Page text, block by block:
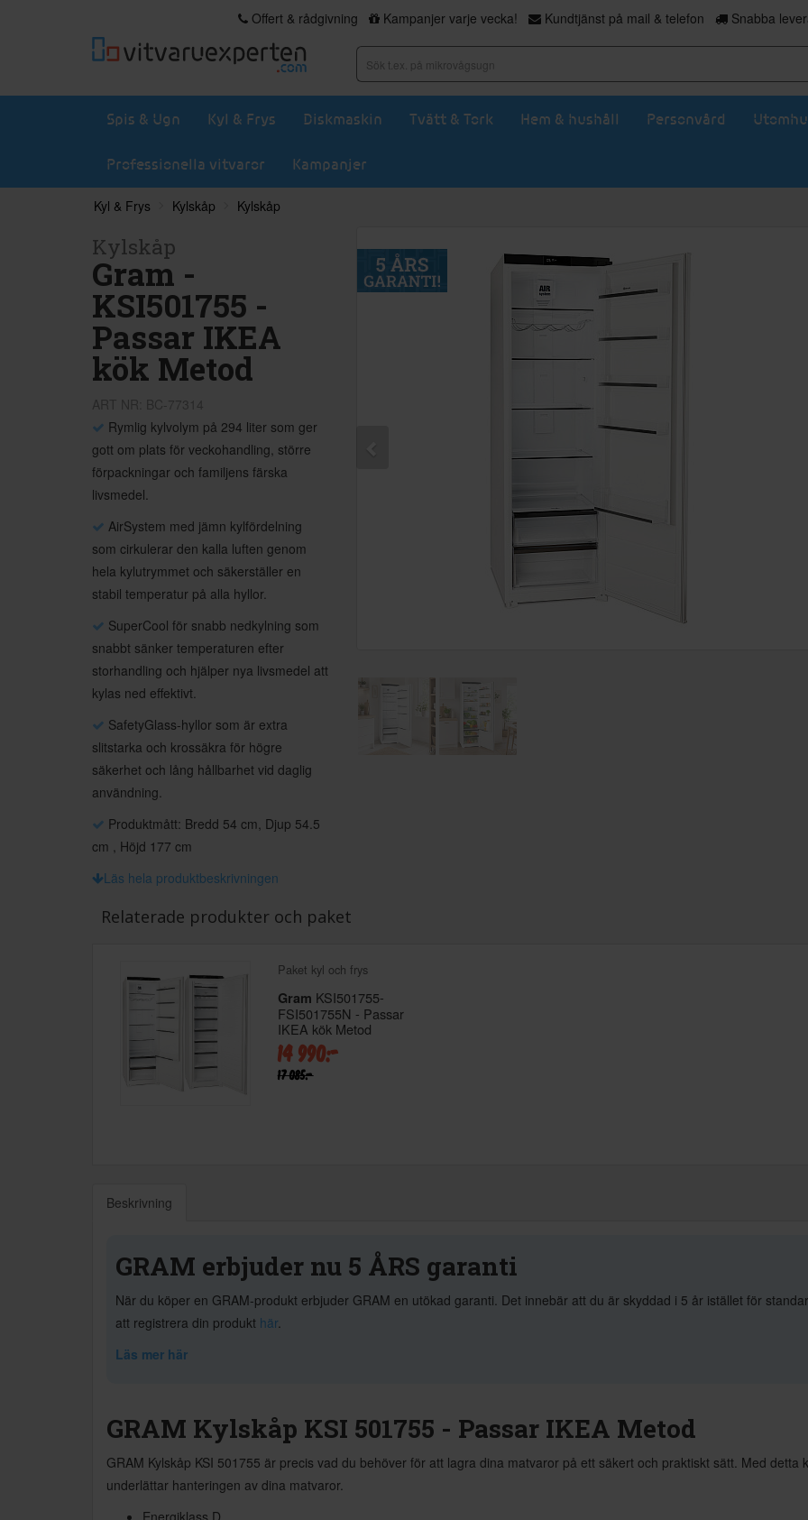
Offert & rådgivning Kampanjer varje vecka! Kundtjänst på mail & telefon Snabba
Spis & Ugn Kyl & Frys Diskmaskin Tvätt & Tork Hem & hushåll Personvård
Professionella vitvaror Kampanjer
Kyl & Frys Kylskåp Kylskåp
Kylskåp
Gram -
KSI501755 -
Passar IKEA
kök Metod
Rymlig kylvolym på 294 liter som ger
gott om plats för veckohandling, större
förpackningar och familjens färska
livsmedel.
AirSystem med jämn kylfördelning
som cirkulerar den kalla luften genom
hela kylutrymmet och säkerställer en
stabil temperatur på alla hyllor.
SuperCool för snabb nedkylning som
snabbt sänker temperaturen efter
storhandling och hjälper nya livsmedel att
kylas ned effektivt.
SafetyGlass-hyllor som är extra
slitstarka och krossäkra för högre
säkerhet och lång hållbarhet vid daglig
användning.
Produktmått: Bredd 54 cm, Djup 54.5
cm , Höjd 177 cm
Läs hela produktbeskrivningen
Relaterade produkter och paket
Paket kyl och frys
Gram KSI501755-
FSI501755N - Passar
IKEA kök Metod
14 990:-
17 085:-
Beskrivning
GRAM erbjuder nu 5 ÅRS garanti
När du köper en GRAM-produkt erbjuder GRAM en utökad garanti. Det innebär att du är skyddad i 5 år istället för
att registrera din produkt här.
Läs mer här
GRAM Kylskåp KSI 501755 - Passar IKEA Metod
GRAM Kylskåp KSI 501755 är precis vad du behöver för att lagra dina matvaror på ett säkert och praktiskt sätt. Med detta
underlättar hanteringen av dina matvaror.
Energiklass D